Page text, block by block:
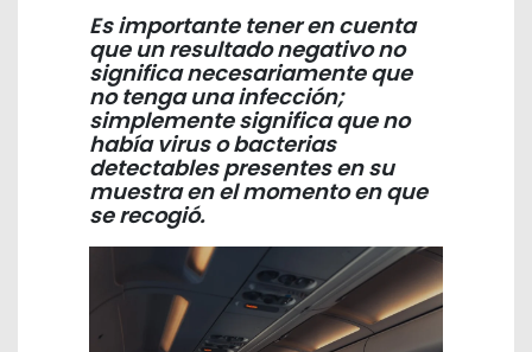
Es importante tener en cuenta
que un resultado negativo no
significa necesariamente que
no tenga una infección;
simplemente significa que no
había virus o bacterias
detectables presentes en su
muestra en el momento en que
se recogió.